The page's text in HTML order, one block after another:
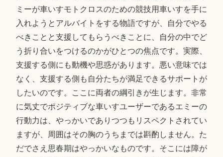
ミーが車いすモトクロスのための競技用車いすを手に
入れようとアルバイトをする物語ですが、自分でやる
べきことと支援してもらうべきことに、自分の中でど
う折り合いをつけるのかがひとつの焦点です。実際、
支援する側にも動機や思惑があります。悪い意味では
なく、支援する側も自分たちが満足できるサポートが
したいのです。ここに両者の綱引きが生じます。非常
に気丈でポジティブな車いすユーザーであるエミーの
行動力は、やっかいでありつつもリスペクトされてい
ますが、周囲はその胸のうちまでは斟酌しません。た
だでさえ思春期はやっかいなものです。そこには障が